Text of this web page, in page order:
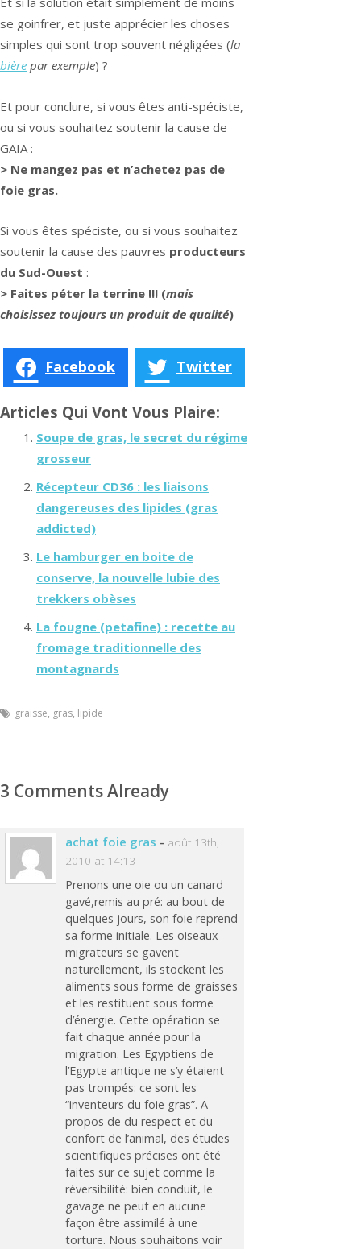
se goinfrer, et juste apprécier les choses
simples qui sont trop souvent négligées (la
bière par exemple) ?
Et pour conclure, si vous êtes anti-spéciste,
ou si vous souhaitez soutenir la cause de
GAIA :
> Ne mangez pas et n’achetez pas de
foie gras.
Si vous êtes spéciste, ou si vous souhaitez
soutenir la cause des pauvres producteurs
du Sud-Ouest :
> Faites péter la terrine !!! (mais
choisissez toujours un produit de qualité)
Facebook Twitter
Articles Qui Vont Vous Plaire:
Soupe de gras, le secret du régime
grosseur
Récepteur CD36 : les liaisons
dangereuses des lipides (gras
addicted)
Le hamburger en boite de
conserve, la nouvelle lubie des
trekkers obèses
La fougne (petafine) : recette au
fromage traditionnelle des
montagnards
graisse, gras, lipide
3 Comments Already
achat foie gras - août 13th,
2010 at 14:13
Prenons une oie ou un canard
gavé,remis au pré: au bout de
quelques jours, son foie reprend
sa forme initiale. Les oiseaux
migrateurs se gavent
naturellement, ils stockent les
aliments sous forme de graisses
et les restituent sous forme
d’énergie. Cette opération se
fait chaque année pour la
migration. Les Egyptiens de
l’Egypte antique ne s’y étaient
pas trompés: ce sont les
“inventeurs du foie gras”. A
propos de du respect et du
confort de l’animal, des études
scientifiques précises ont été
faites sur ce sujet comme la
réversibilité: bien conduit, le
gavage ne peut en aucune
façon être assimilé à une
torture. Nous souhaitons voir